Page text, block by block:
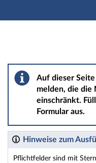
Barriere melden
Auf dieser
melden, die die
einschränkt.
Formular aus.
Hinweise zum
Pflichtfelder sind mit